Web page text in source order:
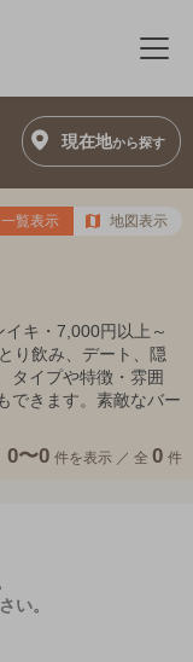
メ
現在地から探す
一覧表示 地図表示
キ・7,000円以上～
り飲み、デート、隠
タイプや特徴・雰囲
できます。素敵なバー
0〜0 件を表示 ／ 全 0 件
い。